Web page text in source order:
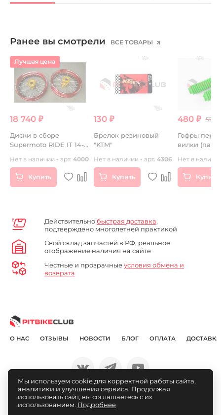
Ранее вы смотрели ВСЕ ТОВАРЫ
Лучшая цена
18 740 ₽
Диски в сборе
Supermoto RIDE IT 14-
Нет в наличии - арт. 4000
Купить
130 ₽
Брелок резиновый
"KTM"
Нет в наличии - арт. 4306
Купить
480 ₽
Гофры
вилки (пара)
250mm, d-
50mm
Нет в
Купить
Действительно быстрая доставка,
подтверждено многолетней практикой
Свой склад запчастей в РФ, реальное
отображение наличия на сайте
Честные и прозрачныеусловия обмена и
возврата
О НАС ОТЗЫВЫ НОВОСТИ БЛОГ ОПЛАТА ДОСТАВКА
© Pitbikeclub.ru 2012-2026
Мы используем cookie для корректной работы сайта,
аналитики и улучшения сервиса. Продолжая
использовать сайт, вы соглашаетесь с их
использованием. Подробнее